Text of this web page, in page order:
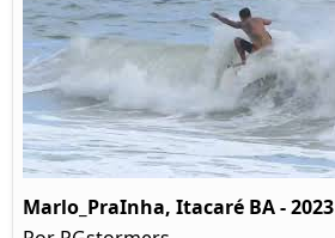
Marlo_PraInha, Itacaré BA - 2023